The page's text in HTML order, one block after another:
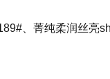
、菁纯柔润丝亮